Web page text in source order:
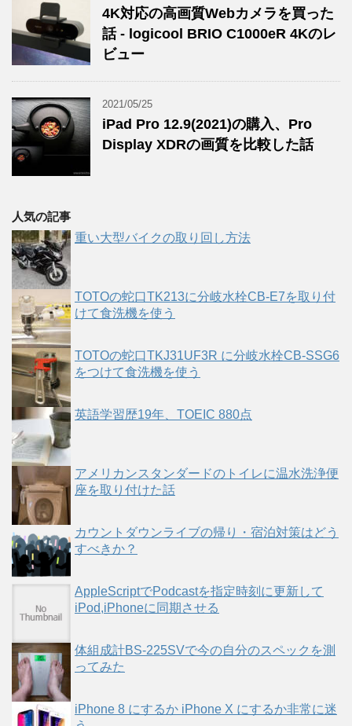
4K対応の高画質Webカメラを買った
話 - logicool BRIO C1000eR 4Kのレ
ビュー
2021/05/25
iPad Pro 12.9(2021)の購入、Pro
Display XDRの画質を比較した話
人気の記事
重い大型バイクの取り回し方法
TOTOの蛇口TK213に分岐水栓CB-E7を取り付
けて食洗機を使う
TOTOの蛇口TKJ31UF3R に分岐水栓CB-SSG6
をつけて食洗機を使う
英語学習歴19年、TOEIC 880点
アメリカンスタンダードのトイレに温水洗浄便
座を取り付けた話
カウントダウンライブの帰り・宿泊対策はどう
すべきか？
AppleScriptでPodcastを指定時刻に更新して
iPod,iPhoneに同期させる
体組成計BS-225SVで今の自分のスペックを測
ってみた
iPhone 8 にするか iPhone X にするか非常に迷